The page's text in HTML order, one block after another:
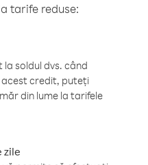
tarife reduse:
soldul dvs. când
acest credit, puteți
din lume la tarifele
zile